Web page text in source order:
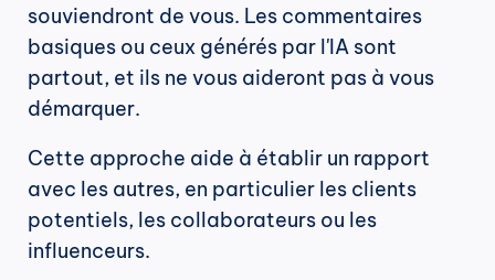
souviendront de vous. Les commentaires
basiques ou ceux générés par l'IA sont
partout, et ils ne vous aideront pas à vous
démarquer.
Cette approche aide à établir un rapport
avec les autres, en particulier les clients
potentiels, les collaborateurs ou les
influenceurs.